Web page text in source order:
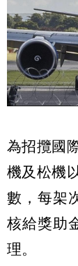
為招攬國
機及松機
數，每架
核給獎助
理。